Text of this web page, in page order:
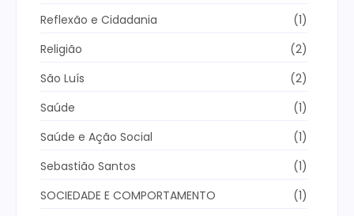
Reflexão e Cidadania
(1)
Religião
(2)
São Luís
(2)
Saúde
(1)
Saúde e Ação Social
(1)
Sebastião Santos
(1)
SOCIEDADE E COMPORTAMENTO
(1)